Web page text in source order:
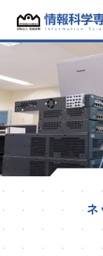
ネ